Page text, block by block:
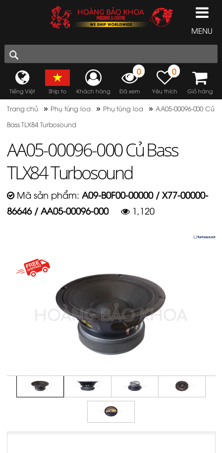
MENU
Tiếng Việt Ship to Khách hàng
0
Đã xem
0
Yêu thích Giỏ hàng
Trang chủ » Phụ tùng loa » Phụ tùng loa » AA05-00096-000 Củ
Bass TLX84 Turbosound
AA05-00096-000 Củ Bass
TLX84 Turbosound
Mã sản phẩm: A09-B0F00-00000 / X77-00000-
86646 / AA05-00096-000
1,120